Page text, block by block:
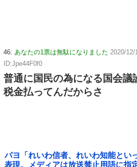
46: あなたの1票は無駄になりました 2020/12/
ID:Jpe44F0f0
普通に国民の為になる国会議
税金払ってんだからさ
パヨ「れいわ信者、れいわ知能とい
表現。メディアは放送禁止用語に指